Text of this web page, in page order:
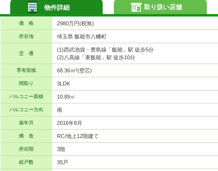
物件詳細
価 格 2980万円(税無)
所在地 埼玉県 飯能市八幡町
交 通
(1)西武池袋・豊島線「飯能」駅 徒歩5分
(2)八高線「東飯能」駅 徒歩10分
専有面積 68.36ｍ²(壁芯)
間取り 3LDK
バルコニー面積 10.89㎡
バルコニー方向 南
築年月 2016年8月
構 造 RC/地上12階建て
所在階 3階
総戸数 35戸
取り扱い店舗